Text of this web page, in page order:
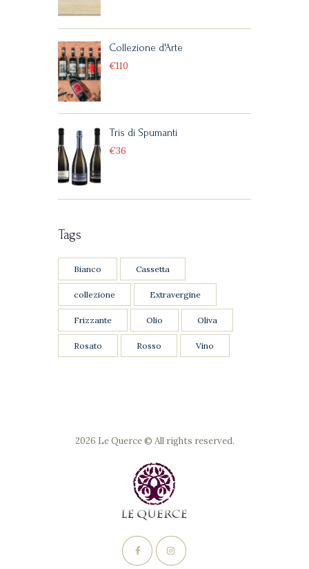
Collezione d'Arte
€110
Tris di Spumanti
€36
Tags
Bianco Cassetta
collezione Extravergine
Frizzante Olio Oliva
Rosato Rosso Vino
2026 Le Querce © All rights reserved.